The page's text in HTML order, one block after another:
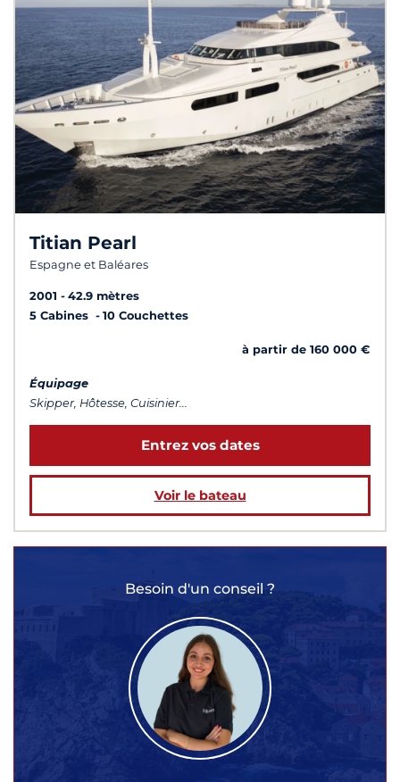
Titian Pearl
Espagne et Baléares
2001
42.9 mètres
5 Cabines
10 Couchettes
à partir de 160 000 €
Équipage
Skipper, Hôtesse, Cuisinier...
Entrez vos dates
Voir le bateau
Besoin d'un conseil ?